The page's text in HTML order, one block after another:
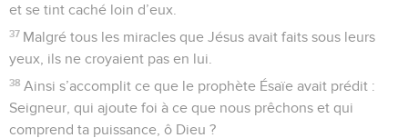
et se tint caché loin d’eux.
37 Malgré tous les miracles que Jésus avait faits sous leurs
yeux, ils ne croyaient pas en lui.
38 Ainsi s’accomplit ce que le prophète Ésaïe avait prédit :
Seigneur, qui ajoute foi à ce que nous prêchons et qui
comprend ta puissance, ô Dieu ?